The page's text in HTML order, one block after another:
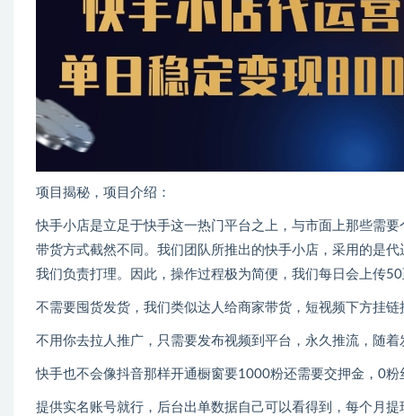
项目揭秘，项目介绍：
快手小店是立足于快手这一热门平台之上，与市面上那些需
带货方式截然不同。我们团队所推出的快手小店，采用的是
我们负责打理。因此，操作过程极为简便，我们每日会上传
不需要囤货发货，我们类似达人给商家带货，短视频下方挂
不用你去拉人推广，只需要发布视频到平台，永久推流，随着
快手也不会像抖音那样开通橱窗要1000粉还需要交押金，0
提供实名账号就行，后台出单数据自己可以看得到，每个月提